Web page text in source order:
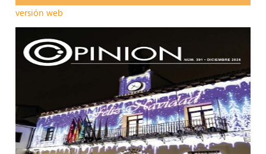
versión web